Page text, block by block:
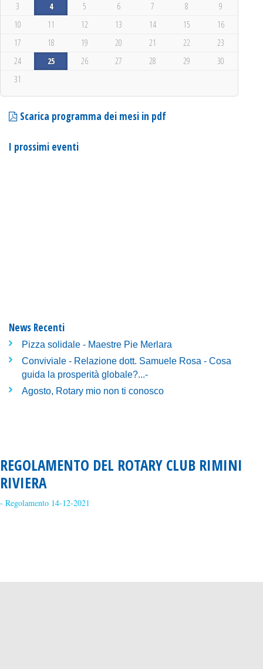
3
4 5 6 7 8
9
10
11 12 13 14 15
16
17
18 19 20 21 22
23
24
25 26 27 28 29
30
31
Scarica programma dei mesi in pdf
I prossimi eventi
News Recenti
Pizza solidale - Maestre Pie Merlara
Conviviale - Relazione dott. Samuele Rosa - Cosa
guida la prosperità globale?...-
Agosto, Rotary mio non ti conosco
REGOLAMENTO DEL ROTARY CLUB RIMINI
RIVIERA
- Regolamento 14-12-2021